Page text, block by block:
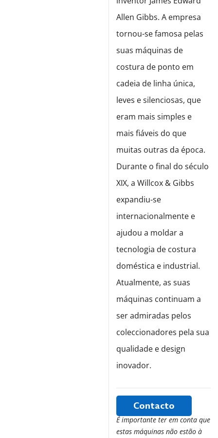
Allen Gibbs. A empresa
tornou-se famosa pelas
suas máquinas de
costura de ponto em
cadeia de linha única,
leves e silenciosas, que
eram mais simples e
mais fiáveis do que
muitas outras da época.
Durante o final do século
XIX, a Willcox & Gibbs
expandiu-se
internacionalmente e
ajudou a moldar a
tecnologia de costura
doméstica e industrial.
Atualmente, as suas
máquinas continuam a
ser admiradas pelos
coleccionadores pela sua
qualidade e design
inovador.
É importante ter em conta que
estas máquinas não estão à
Contacto